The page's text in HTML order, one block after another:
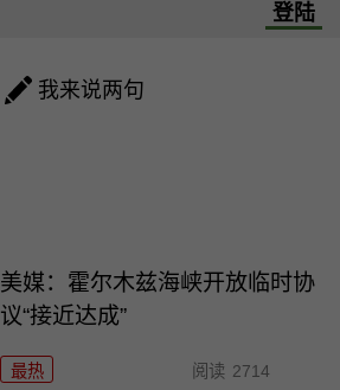
登陆
我来说两句
美媒：霍尔木兹海峡开放临时协
议“接近达成”
最热 阅读 2714